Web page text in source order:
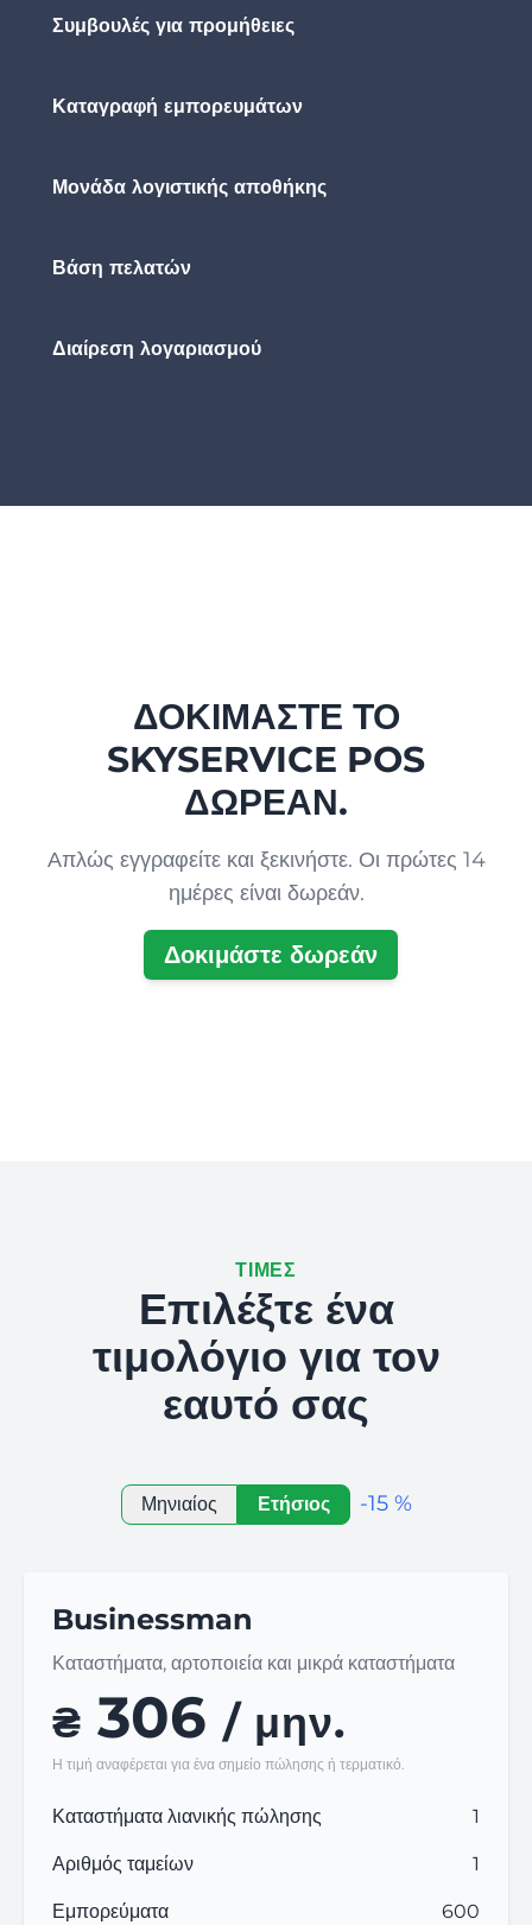
Συμβουλές για προμήθειες
Καταγραφή εμπορευμάτων
Μονάδα λογιστικής αποθήκης
Βάση πελατών
Διαίρεση λογαριασμού
ΔΟΚΙΜΆΣΤΕ ΤΟ
SKYSERVICE POS
ΔΩΡΕΆΝ.
Απλώς εγγραφείτε και ξεκινήστε. Οι πρώτες 14
ημέρες είναι δωρεάν.
Δοκιμάστε δωρεάν
ΤΙΜΈΣ
Επιλέξτε ένα
τιμολόγιο για τον
εαυτό σας
Μηνιαίος Ετήσιος -15 %
Businessman
Καταστήματα, αρτοποιεία και μικρά καταστήματα
₴ 306 / μην.
Η τιμή αναφέρεται για ένα σημείο πώλησης ή τερματικό.
Καταστήματα λιανικής πώλησης 1
Αριθμός ταμείων 1
Εμπορεύματα 600